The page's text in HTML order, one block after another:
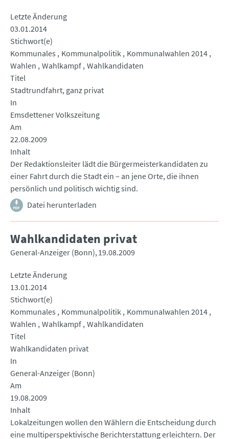
Letzte Änderung
03.01.2014
Stichwort(e)
Kommunales
Kommunalpolitik Kommunalwahlen 2014
Wahlen Wahlkampf Wahlkandidaten
Titel
Stadtrundfahrt, ganz privat
In
Emsdettener Volkszeitung
Am
22.08.2009
Inhalt
Der Redaktionsleiter lädt die Bürgermeisterkandidaten zu
einer Fahrt durch die Stadt ein – an jene Orte, die ihnen
persönlich und politisch wichtig sind.
Datei herunterladen
Wahlkandidaten privat
General-Anzeiger (Bonn) 19.08.2009
Letzte Änderung
13.01.2014
Stichwort(e)
Kommunales
Kommunalpolitik Kommunalwahlen 2014
Wahlen Wahlkampf Wahlkandidaten
Titel
Wahlkandidaten privat
In
General-Anzeiger (Bonn)
Am
19.08.2009
Inhalt
Lokalzeitungen wollen den Wählern die Entscheidung durch
eine multiperspektivische Berichterstattung erleichtern. Der